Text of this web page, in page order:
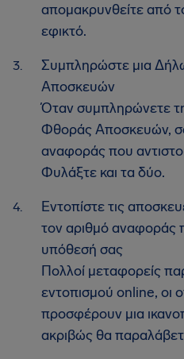
απομακρυνθείτε από
εφικτό.
Συμπληρώστε μια
Αποσκευών
Όταν συμπληρώνετε
Φθοράς Αποσκευών,
αναφοράς που
Φυλάξτε και τα δύο.
Εντοπίστε τις
τον αριθμό αναφοράς
υπόθεσή σας
Πολλοί μεταφορείς
εντοπισμού online, οι
προσφέρουν μια
ακριβώς θα